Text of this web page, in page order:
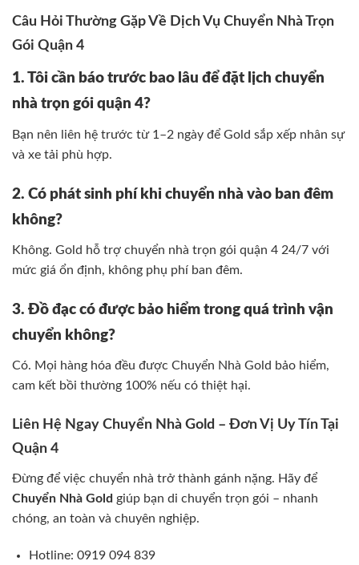
Câu Hỏi Thường Gặp Về Dịch Vụ Chuyển Nhà Trọn
Gói Quận 4
1. Tôi cần báo trước bao lâu để đặt lịch chuyển
nhà trọn gói quận 4?
Bạn nên liên hệ trước từ 1–2 ngày để Gold sắp xếp nhân sự
và xe tải phù hợp.
2. Có phát sinh phí khi chuyển nhà vào ban đêm
không?
Không. Gold hỗ trợ chuyển nhà trọn gói quận 4 24/7 với
mức giá ổn định, không phụ phí ban đêm.
3. Đồ đạc có được bảo hiểm trong quá trình vận
chuyển không?
Có. Mọi hàng hóa đều được Chuyển Nhà Gold bảo hiểm,
cam kết bồi thường 100% nếu có thiệt hại.
Liên Hệ Ngay Chuyển Nhà Gold – Đơn Vị Uy Tín Tại
Quận 4
Đừng để việc chuyển nhà trở thành gánh nặng. Hãy để
Chuyển Nhà Gold giúp bạn di chuyển trọn gói – nhanh
chóng, an toàn và chuyên nghiệp.
Hotline: 0919 094 839